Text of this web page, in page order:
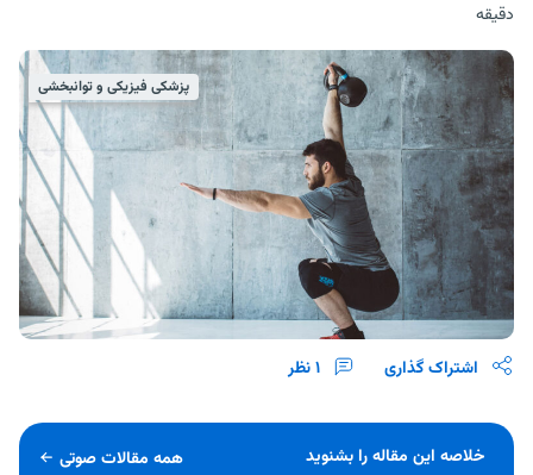
دقیقه
پزشکی فیزیکی و توانبخشی
اشتراک گذاری 1نظر
خلاصه این مقاله را بشنوید همه مقالات صوتی